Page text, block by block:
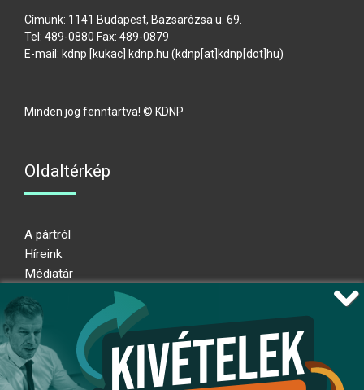
Címünk: 1141 Budapest, Bazsarózsa u. 69.
Tel: 489-0880 Fax: 489-0879
E-mail: kdnp [kukac] kdnp hu (kdnp[at]kdnp[dot]hu)
Minden jog fenntartva! © KDNP
Oldaltérkép
A pártról
Híreink
Médiatár
Adatkezelési nyilatkozat
Átláthatósági nyilatkozat
Ugrás az oldal tetejére